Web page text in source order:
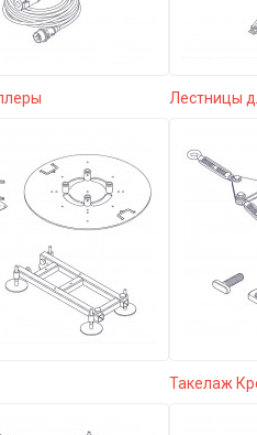
Лестницы
Такелаж